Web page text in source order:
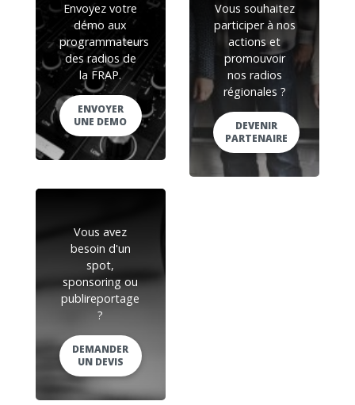
Envoyez votre
démo aux
programmateurs
des radios de
la FRAP.
ENVOYER
UNE DEMO
Vous souhaitez
participer à nos
actions et
promouvoir
nos radios
régionales ?
DEVENIR
PARTENAIRE
Vous avez
besoin d'un
spot,
sponsoring ou
publireportage
?
DEMANDER
UN DEVIS